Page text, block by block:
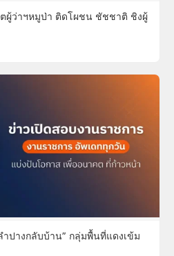
ผู้ว่าฯหมูป่า ติดโผชน ชัชชาติ ชิงผู้
ปางกลับบ้าน” กลุ่มพื้นที่แดงเข้ม